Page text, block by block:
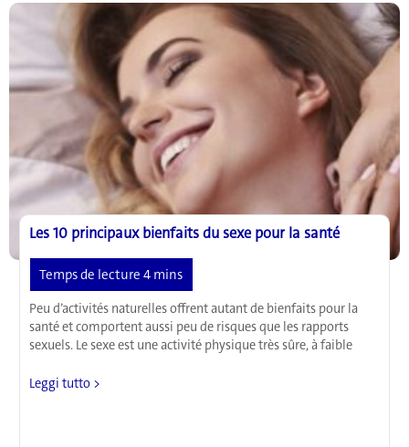
Les 10 principaux bienfaits du sexe pour la santé
Peu d’activités naturelles offrent autant de bienfaits pour la
santé et comportent aussi peu de risques que les rapports
sexuels. Le sexe est une activité physique très sûre, à faible
Les
Leggi tutto >